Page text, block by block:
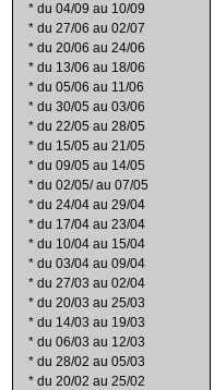
* du 04/09 au 10/09
* du 27/06 au 02/07
* du 20/06 au 24/06
* du 13/06 au 18/06
* du 05/06 au 11/06
* du 30/05 au 03/06
* du 22/05 au 28/05
* du 15/05 au 21/05
* du 09/05 au 14/05
* du 02/05/ au 07/05
* du 24/04 au 29/04
* du 17/04 au 23/04
* du 10/04 au 15/04
* du 03/04 au 09/04
* du 27/03 au 02/04
* du 20/03 au 25/03
* du 14/03 au 19/03
* du 06/03 au 12/03
* du 28/02 au 05/03
* du 20/02 au 25/02